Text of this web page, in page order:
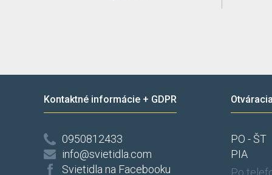
Kontaktné informácie + GDPR
0950812433
info@svietidla.com
Svietidla na Facebooku
PO - ŠT
PIA
Po